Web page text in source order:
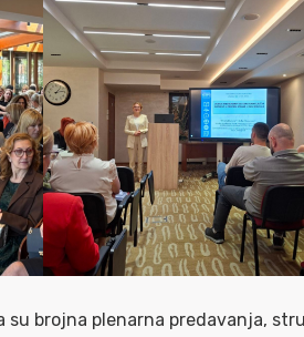
su brojna plenarna predavanja,